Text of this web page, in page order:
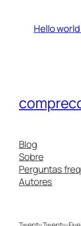
Hello
Blog
Sobre
Perguntas
Autores